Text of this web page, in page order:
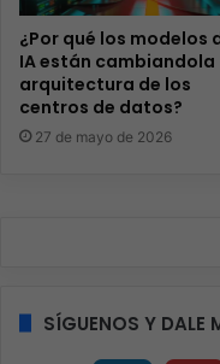
¿Por qué los modelos
IA están cambiandola
arquitectura de los
centros de datos?
27 de mayo de 2026
SÍGUENOS Y DALE